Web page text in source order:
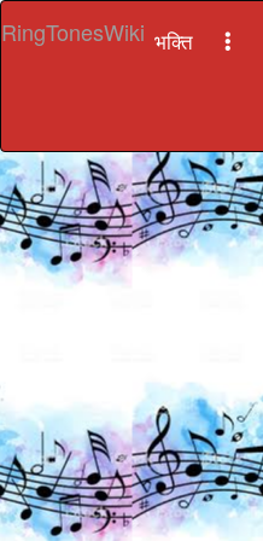
RingTonesWiki भक्ति